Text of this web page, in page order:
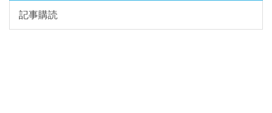
記事購読